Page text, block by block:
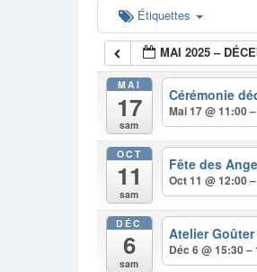
Étiquettes
MAI 2025 –
MAI
17
sam
Cérémonie
Mai 17 @ 11:00
OCT
11
sam
Fête des
Oct 11 @ 12:00
DÉC
6
sam
Atelier Goûter
Déc 6 @ 15:30 –